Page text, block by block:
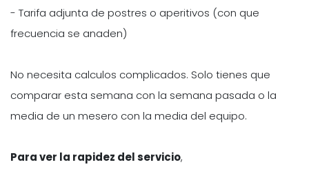
- Tarifa adjunta de postres o aperitivos (con que
frecuencia se anaden)
No necesita calculos complicados. Solo tienes que
comparar esta semana con la semana pasada o la
media de un mesero con la media del equipo.
Para ver la rapidez del servicio,